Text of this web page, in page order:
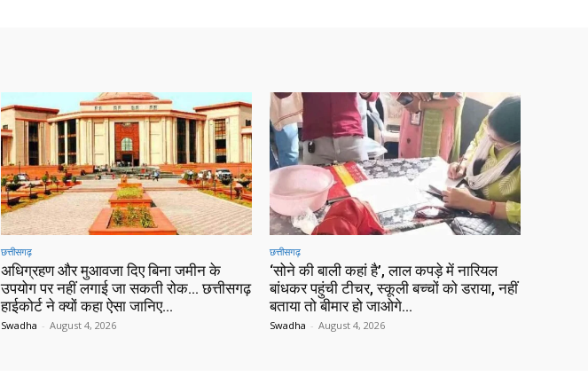
छत्तीसगढ़
अधिग्रहण और मुआवजा दिए बिना जमीन के
उपयोग पर नहीं लगाई जा सकती रोक… छत्तीसगढ़
हाईकोर्ट ने क्यों कहा ऐसा जानिए…
Swadha - August 4, 2026
छत्तीसगढ़
‘सोने की बाली कहां है’, लाल कपड़े में नारियल
बांधकर पहुंची टीचर, स्कूली बच्चों को डराया, नहीं
बताया तो बीमार हो जाओगे…
Swadha - August 4, 2026